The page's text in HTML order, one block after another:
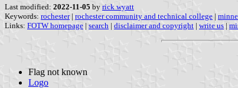
Last modified: 2022-11-05 by rick wyatt
Keywords: rochester| rochester community and technical college |
Links: FOTW homepage | search | disclaimer and copyright | write us |
Flag not known
Logo